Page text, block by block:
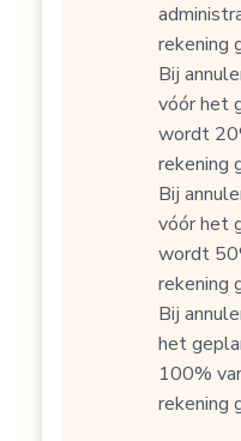
rekening
Bij
vóór het
wordt
rekening
Bij
vóór het
wordt
rekening
Bij
het
100%
rekening